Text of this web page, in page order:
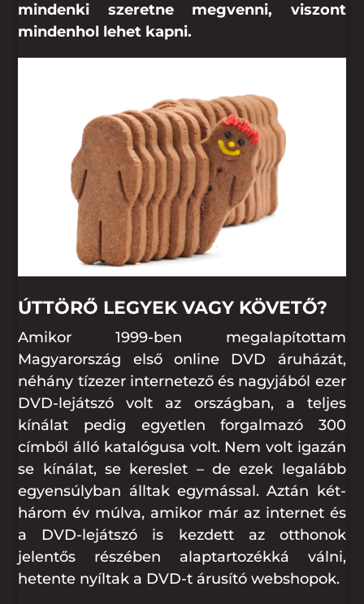
mindenki szeretne megvenni, viszont
mindenhol lehet kapni.
ÚTTÖRŐ LEGYEK VAGY KÖVETŐ?
Amikor 1999-ben megalapítottam
Magyarország első online DVD áruházát,
néhány tízezer internetező és nagyjából ezer
DVD-lejátszó volt az országban, a teljes
kínálat pedig egyetlen forgalmazó 300
címből álló katalógusa volt. Nem volt igazán
se kínálat, se kereslet – de ezek legalább
egyensúlyban álltak egymással. Aztán két-
három év múlva, amikor már az internet és
a DVD-lejátszó is kezdett az otthonok
jelentős részében alaptartozékká válni,
hetente nyíltak a DVD-t árusító webshopok.